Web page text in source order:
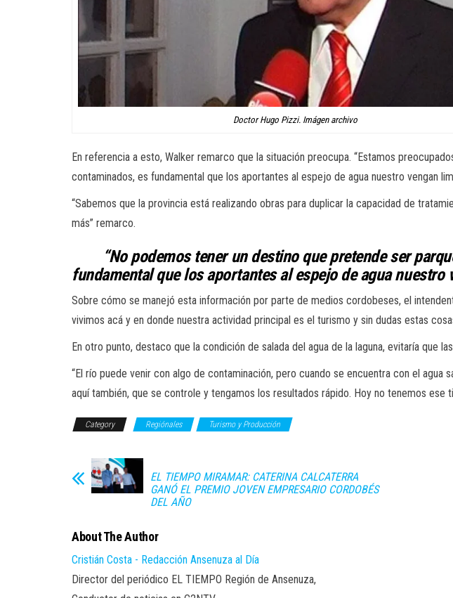
Doctor Hugo Pizzi. Imágen archivo
En referencia a esto, Walker remarco que la situación preocupa. “Estamos
contaminados, es fundamental que los aportantes al espejo de agua nuestro vengan
“Sabemos que la provincia está realizando obras para duplicar la capacidad de
más” remarco.
“No podemos tener un destino que pretende
fundamental que los aportantes al espejo de agua
Sobre cómo se manejó esta información por parte de medios cordobeses, el
vivimos acá y en donde nuestra actividad principal es el turismo y sin dudas estas
En otro punto, destaco que la condición de salada del agua de la laguna, evitaría que
“El río puede venir con algo de contaminación, pero cuando se encuentra con el
aquí también, que se controle y tengamos los resultados rápido. Hoy no tenemos ese
Category Regiónales Turismo y Producción
EL TIEMPO MIRAMAR: CATERINA CALCATERRA
GANÓ EL PREMIO JOVEN EMPRESARIO CORDOBÉS
DEL AÑO
About The Author
Cristián Costa - Redacción Ansenuza al Día
Director del periódico EL TIEMPO Región de Ansenuza,